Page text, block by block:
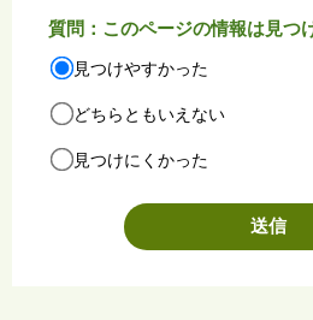
質問：このページの情報は見つ
見つけやすかった
どちらともいえない
見つけにくかった